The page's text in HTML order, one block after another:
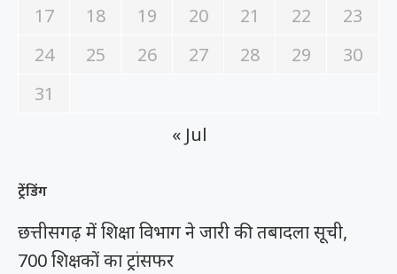
17
18 19 20 21 22
23
24
25 26 27 28 29
30
31
« Jul
ट्रेंडिंग
छत्तीसगढ़ में शिक्षा विभाग ने जारी की तबादला सूची,
700 शिक्षकों का ट्रांसफर